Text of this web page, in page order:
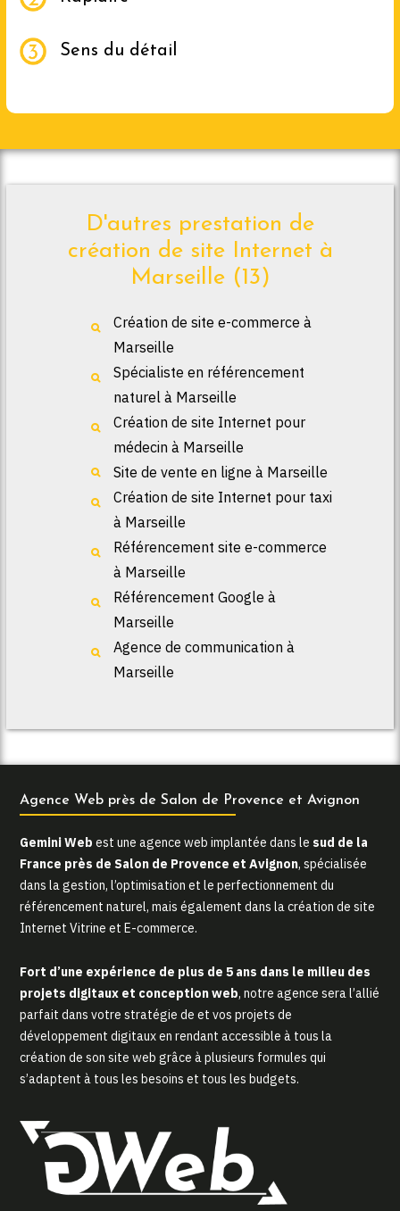
Sens du détail
D'autres prestation de
création de site Internet à
Marseille (13)
Création de site e-commerce à
Marseille
Spécialiste en référencement
naturel à Marseille
Création de site Internet pour
médecin à Marseille
Site de vente en ligne à Marseille
Création de site Internet pour taxi
à Marseille
Référencement site e-commerce
à Marseille
Référencement Google à
Marseille
Agence de communication à
Marseille
Agence Web près de Salon de Provence et Avignon
Gemini Web est une agence web implantée dans le sud de la
France près de Salon de Provence et Avignon, spécialisée
dans la gestion, l’optimisation et le perfectionnement du
référencement naturel, mais également dans la création de site
Internet Vitrine et E-commerce.
Fort d’une expérience de plus de 5 ans dans le milieu des
projets digitaux et conception web, notre agence sera l’allié
parfait dans votre stratégie de et vos projets de
développement digitaux en rendant accessible à tous la
création de son site web grâce à plusieurs formules qui
s’adaptent à tous les besoins et tous les budgets.